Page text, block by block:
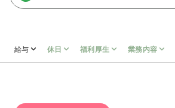
給与 休日 福利厚生 業務内容